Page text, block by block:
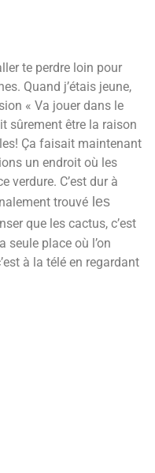
te perdre loin pour
Quand j’étais jeune,
« Va jouer dans le
sûrement être la raison
Ça faisait maintenant
un endroit où les
verdure. C’est dur à
trouvé les
que les cactus, c’est
place où l’on
à la télé en regardant